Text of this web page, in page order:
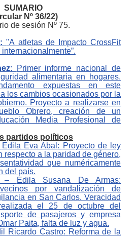
SUMARIO
Nº 36/22)
de sesión Nº 75.
:"A atletas de Impacto CrossFit
”.
: Primer informe nacional de
alimentaria en hogares.
expuestas en este
a los cambios ocasionados por la
. Proyecto a realizarse en
Obrero, creación de un
Media Profesional de
partidos políticos
Edil a Eva Abal : Proyecto de ley
respecto a la paridad de género,
que numéricamente
del país.
‒ Edi a Susana De Armas:
por vandalización de
en San Carlos. Veracidad
el 25 de octubre del
de pasajerosy empresa
Paita, falta de luz y agua.
Ricardo Castro: Reforma de la